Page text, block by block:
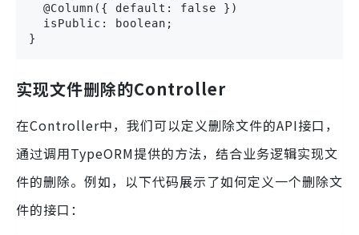
  @Column({ default: false })
  isPublic: boolean;
}
实现文件删除的Controller
在Controller中，我们可以定义删除文件的API接口，
通过调用TypeORM提供的方法，结合业务逻辑实现文
件的删除。例如，以下代码展示了如何定义一个删除文
件的接口：